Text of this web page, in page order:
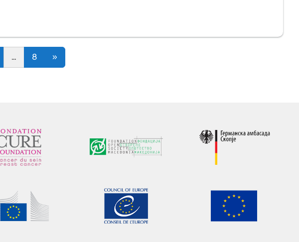
… 8 »